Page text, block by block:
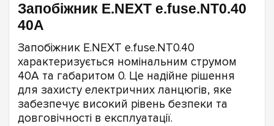
Запобіжник E.NEXT e.fuse.NT0.40
40А
Запобіжник E.NEXT e.fuse.NT0.40
характеризується номінальним струмом
40А та габаритом 0. Це надійне рішення
для захисту електричних ланцюгів, яке
забезпечує високий рівень безпеки та
довговічності в експлуатації.